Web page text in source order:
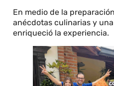
En medio de la
anécdotas culinarias y
enriqueció la experiencia.